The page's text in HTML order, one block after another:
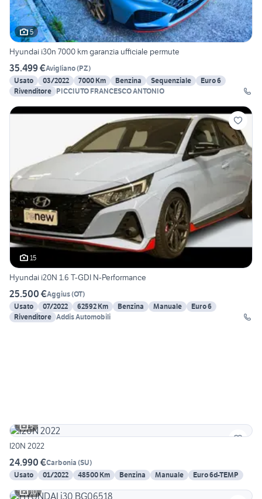
5
Hyundai i30n 7000 km garanzia ufficiale permute
35.499 €Avigliano(PZ)
Usato
03/2022 7000 Km Benzina Sequenziale
Euro 6
Rivenditore PICCIUTO FRANCESCO ANTONIO
15
Hyundai i20N 1.6 T-GDI N-Performance
25.500 €Aggius(OT)
Usato
07/2022 62592 Km Benzina Manuale
Euro 6
Rivenditore Addis Automobili
5
I20N 2022
24.990 €Carbonia (SU)
Usato
01/2022 48500 Km Benzina Manuale
Euro 6d-TEMP
10